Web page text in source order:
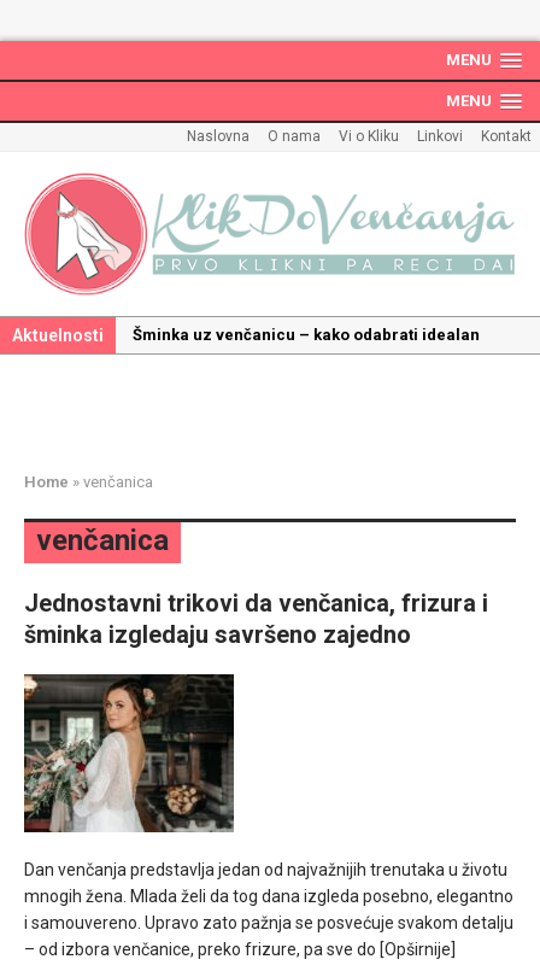
MENU
MENU
Naslovna O nama Vi o Kliku Linkovi Kontakt
Aktuelnosti
Šminka uz venčanicu – kako odabrati idealan
Kako mala iznenađenja mogu učiniti medeni
mesec još lepšim
Poklon koji će vaša druga polovina zauvek pamtiti
Home » venčanica
venčanica
Jednostavni trikovi da venčanica, frizura i
šminka izgledaju savršeno zajedno
Dan venčanja predstavlja jedan od najvažnijih trenutaka u životu
mnogih žena. Mlada želi da tog dana izgleda posebno, elegantno
i samouvereno. Upravo zato pažnja se posvećuje svakom detalju
– od izbora venčanice, preko frizure, pa sve do [Opširnije]